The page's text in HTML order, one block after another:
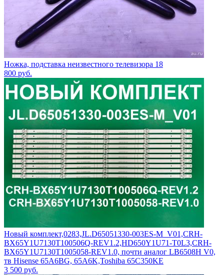
Ножка, подставка неизвестного телевизора 18
800 руб.
Новый комплект,0283,JL.D65051330-003ES-M_V01,CRH-
BX65Y1U7130T100506Q-REV1.2,HD650Y1U71-T0L3,CRH-
BX65Y1U7130T1005058-REV1.0, почти аналог LB6508H V0,
тв Hisense 65A6BG, 65A6K,Toshiba 65C350KE
3 500 руб.